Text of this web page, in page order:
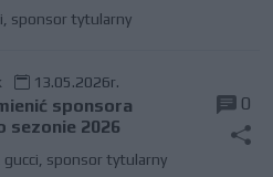
sponsor tytularny
13.05.2026r.
sponsora
2026
gucci sponsor tytularny
0